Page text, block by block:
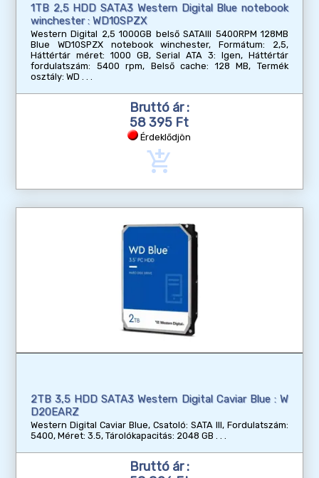
1TB 2,5 HDD SATA3 Western Digital Blue notebook
winchester : WD10SPZX
Western Digital 2,5 1000GB belső SATAIII 5400RPM 128MB
Blue WD10SPZX notebook winchester, Formátum: 2,5,
Háttértár méret: 1000 GB, Serial ATA 3: Igen, Háttértár
fordulatszám: 5400 rpm, Belső cache: 128 MB, Termék
osztály: WD
Bruttó ár :
58 395 Ft
Érdeklődjön
add_shopping_cart
2TB 3,5 HDD SATA3 Western Digital Caviar Blue : W
D20EARZ
Western Digital Caviar Blue, Csatoló: SATA III, Fordulatszám:
5400, Méret: 3.5, Tárolókapacitás: 2048 GB
Bruttó ár :